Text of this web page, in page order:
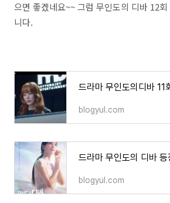
으면 좋겠네요~~ 그럼 무인도의 디바 12
니다.
드라마 무인도의디바 11
blogyul.com
blogyul.com